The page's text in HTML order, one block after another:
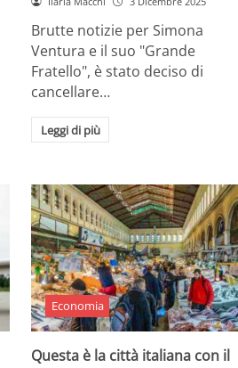
Brutte notizie per Simona
Ventura e il suo "Grande
Fratello", è stato deciso di
cancellare…
Leggi di più
Economia
Questa è la città italiana con il